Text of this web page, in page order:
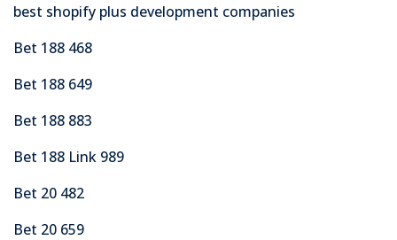
best shopify plus development companies
Bet 188 468
Bet 188 649
Bet 188 883
Bet 188 Link 989
Bet 20 482
Bet 20 659